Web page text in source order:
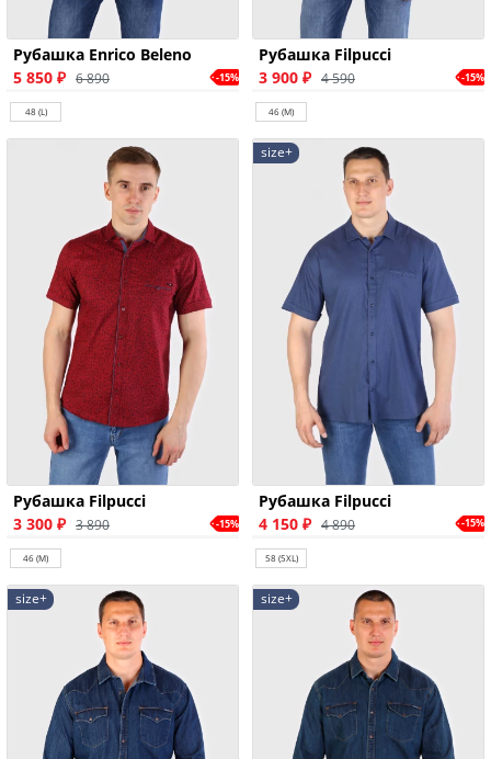
Рубашка Enrico Beleno
5 850 ₽ 6 890 -15%
48 (L)
Рубашка Filpucci
3 900 ₽ 4 590 -15%
46 (M)
Рубашка Filpucci
3 300 ₽ 3 890 -15%
46 (M)
size+
Рубашка Filpucci
4 150 ₽ 4 890 -15%
58 (5XL)
size+ size+